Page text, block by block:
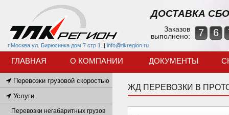
г.Москва ул. Бирюсинка дом 7 стр 1. | info@tlkregion.ru
ДОСТАВКА
Заказов
выполнено:
7 6
ГЛАВНАЯ О КОМПАНИИ ДОКУМЕНТЫ
ЖД ПЕРЕВОЗКИ В
Перевозки грузовой скоростью
Услуги
Перевозки негабаритных грузов